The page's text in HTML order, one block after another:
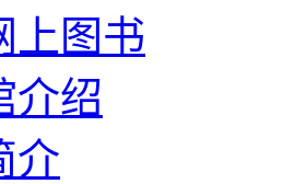
上图书
介绍
介